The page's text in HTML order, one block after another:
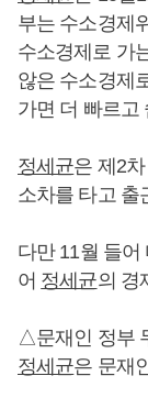
부는 수소경제
수소경제로 가
않은 수소경제
가면 더 빠르고
정세균은 제2
소차를 타고 출
다만 11월 들어
어 정세균의 경
△문재인 정부
정세균은 문재